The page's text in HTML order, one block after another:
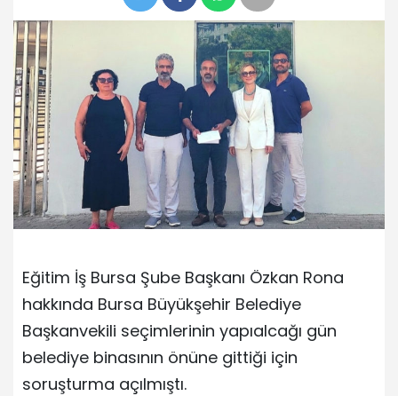
Eğitim İş Bursa Şube Başkanı Özkan Rona
hakkında Bursa Büyükşehir Belediye
Başkanvekili seçimlerinin yapıalcağı gün
belediye binasının önüne gittiği için
soruşturma açılmıştı.